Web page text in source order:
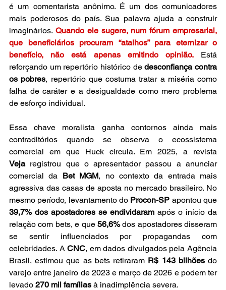
é um comentarista anônimo. É um dos comunicadores
mais poderosos do país. Sua palavra ajuda a construir
imaginários. Quando ele sugere, num fórum empresarial,
que beneficiários procuram “atalhos” para eternizar o
benefício, não está apenas emitindo opinião. Está
reforçando um repertório histórico de desconfiança contra
os pobres, repertório que costuma tratar a miséria como
falha de caráter e a desigualdade como mero problema
de esforço individual.
Essa chave moralista ganha contornos ainda mais
contraditórios quando se observa o ecossistema
Veja registrou que o apresentador passou a anunciar
comercial da Bet MGM, no contexto da entrada mais
agressiva das casas de aposta no mercado brasileiro. No
mesmo período, levantamento do Procon-SP
39,7% dos apostadores se endividaram após o início da
relação com bets, e que 56,6% dos apostadores disseram
se sentir influenciados por propagandas com
celebridades. A CNC, em dados divulgados pela Agência
Brasil, estimou que as bets retiraram R$ 143 bilhões do
varejo entre janeiro de 2023 e março de 2026 e podem ter
levado 270 mil famílias à inadimplência severa.